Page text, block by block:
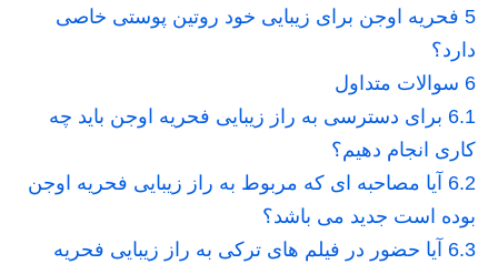
5 فحریه اوجن برای زیبایی خود روتین پوستی خاصی
دارد؟
6 سوالات متداول
6.1 برای دسترسی به راز زیبایی فحریه اوجن باید چه
کاری انجام دهیم؟
6.2 آیا مصاحبه ای که مربوط به راز زیبایی فحریه اوجن
بوده است جدید می باشد؟
6.3 آيا حضور در فیلم های ترکی به راز زیبایی فحریه